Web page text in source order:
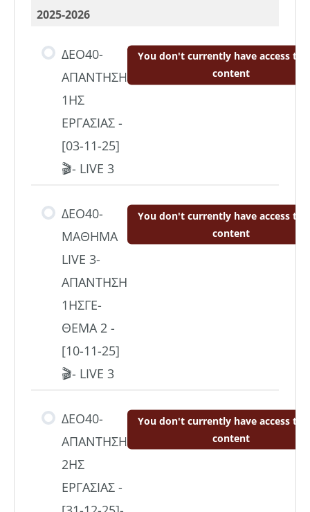
2025-2026
ΔΕΟ40-
ΑΠΑΝΤΗΣΗ
1ΗΣ
ΕΡΓΑΣΙΑΣ -
[03-11-25]
🎬- LIVE 3
You don't currently have access to
content
ΔΕΟ40-
ΜΑΘΗΜΑ
LIVE 3-
ΑΠΑΝΤΗΣΗ
1ΗΣΓΕ-
ΘΕΜΑ 2 -
[10-11-25]
🎬- LIVE 3
You don't currently have access to
content
ΔΕΟ40-
ΑΠΑΝΤΗΣΗ
2ΗΣ
ΕΡΓΑΣΙΑΣ -
You don't currently have access to
content